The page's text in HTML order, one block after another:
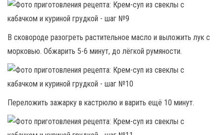
В сковороде разогреть растительное масло и выложить лук с
морковью. Обжарить 5-6 минут, до лёгкой румяности.
Переложить зажарку в кастрюлю и варить ещё 10 минут.